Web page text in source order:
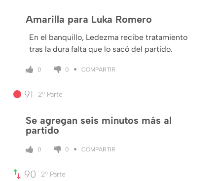
Amarilla para Luka Romero
En el banquillo, Ledezma recibe tratamiento
tras la dura falta que lo sacó del partido.
0 0 COMPARTIR
91 2º Parte
Se agregan seis minutos más al
partido
0 0 COMPARTIR
90 2º Parte